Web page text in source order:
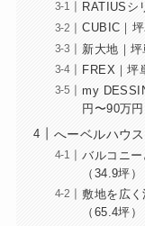
RATIUSシ
CUBIC｜
新大地｜
FREX｜坪
my
円〜90万円
へーベルハウ
バルコニ
（34.9坪）
敷地を広
（65.4坪）